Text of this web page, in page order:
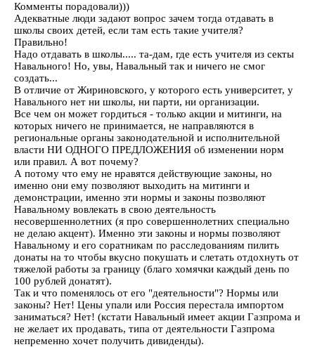
Комменты порадовали)))
Адекватные люди задают вопрос зачем тогда отдавать в
школы своих детей, если там есть такие учителя?
Правильно!
Надо отдавать в школы..... та-дам, где есть учителя из секты
Навального! Но, увы, Навальный так и ничего не смог
создать...
В отличие от Жириновского, у которого есть университет, у
Навального нет ни школы, ни парти, ни организации.
Все чем он может гордиться - только акции и митинги, на
которых ничего не принимается, не направляются в
региональные органы законодательной и исполнительной
власти НИ ОДНОГО ПРЕДЛОЖЕНИЯ об изменении норм
или правил. А вот почему?
А потому что ему не нравятся действующие законы, но
именно они ему позволяют выходить на митинги и
демонстрации, именно эти нормы и законы позволяют
Навальному вовлекать в свою деятельность
несовершеннолетних (я про совершеннолетних специально
не делаю акцент). Именно эти законы и нормы позволяют
Навальному и его соратникам по расследованиям пилить
донаты на то чтобы вкусно покушать и слетать отдохнуть от
тяжелой работы за границу (благо хомячки каждый день по
100 рублей донатят).
Так и что поменялось от его "деятельности"? Нормы или
законы? Нет! Цены упали или Россия перестала импортом
заниматься? Нет! (кстати Навальный имеет акции Газпрома и
не желает их продавать, типа от деятельности Газпрома
непременно хочет получить дивиденды).